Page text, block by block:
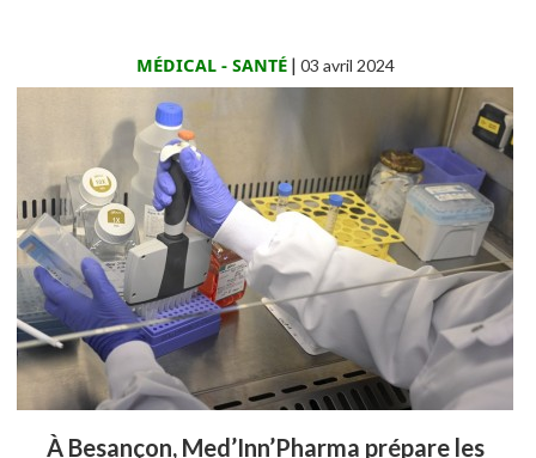
MÉDICAL - SANTÉ| 03 avril 2024
À Besançon, Med’Inn’Pharma prépare les